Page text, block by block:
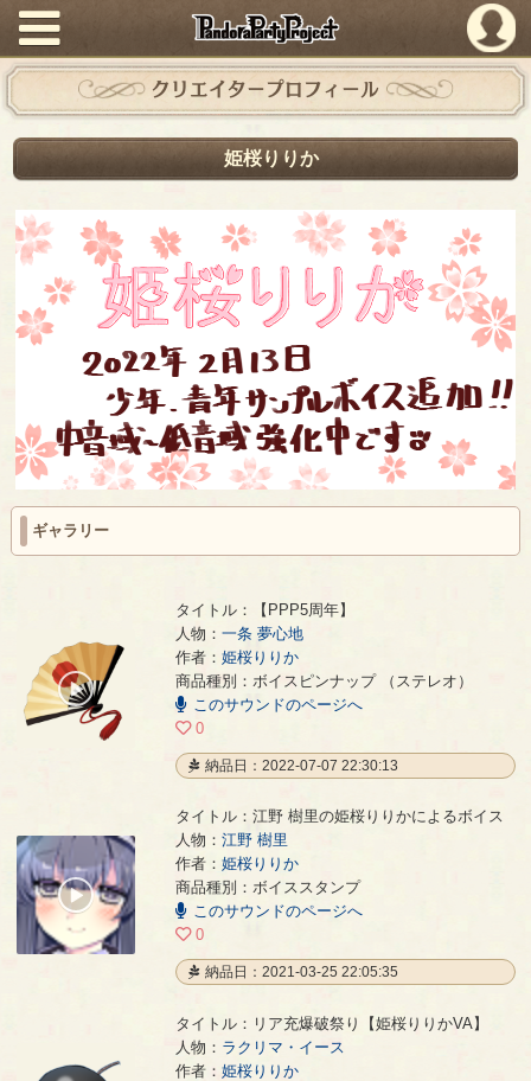
PandoraPartyProject
クリエイタープロフィール
姫桜りりか
ギャラリー
【PPP5周年】 - 姫桜りりか
タイトル：【PPP5周年】
人物： 一条 夢心地
作者： 姫桜りりか
商品種別：ボイスピンナップ （ステレオ）
このサウンドのページへ
0
納品日：2022-07-07 22:30:13
江野 樹里の姫桜りりかによるボイス - 姫桜りりか
タイトル：江野 樹里の姫桜りりかによるボイス
人物： 江野 樹里
作者： 姫桜りりか
商品種別：ボイススタンプ
このサウンドのページへ
0
納品日：2021-03-25 22:05:35
リア充爆破祭り【姫桜りりかVA】 - 姫桜りりか
タイトル：リア充爆破祭り【姫桜りりかVA】
人物： ラクリマ・イース
作者： 姫桜りりか